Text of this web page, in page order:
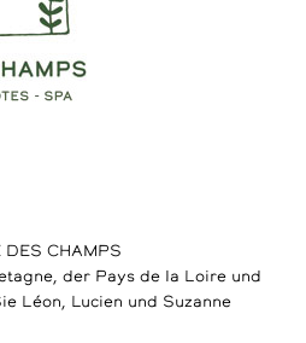
CHAMPS
der Pays de la Loire und
Léon, Lucien und Suzanne